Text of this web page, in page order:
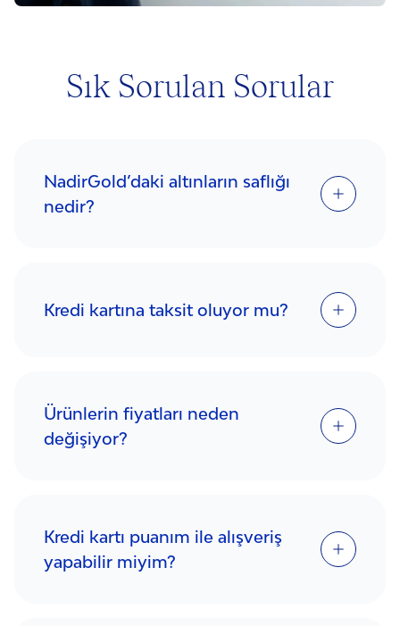
Sık Sorulan Sorular
NadirGold’daki altınların saflığı
nedir?
Kredi kartına taksit oluyor mu?
Ürünlerin fiyatları neden
değişiyor?
Kredi kartı puanım ile alışveriş
yapabilir miyim?